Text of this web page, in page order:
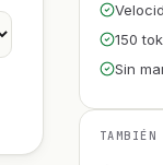
150
Sin